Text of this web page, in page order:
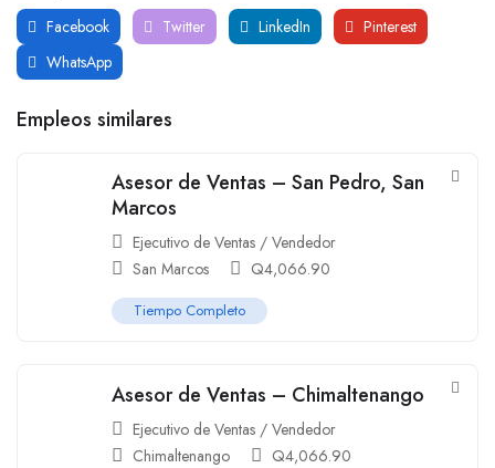
Facebook Twitter LinkedIn
Pinterest
WhatsApp
Empleos similares
Asesor de Ventas – San Pedro, San
Marcos
Ejecutivo de Ventas / Vendedor
San Marcos
Q4,066.90
Tiempo Completo
Asesor de Ventas – Chimaltenango
Ejecutivo de Ventas / Vendedor
Chimaltenango
Q4,066.90